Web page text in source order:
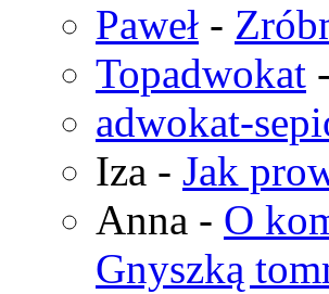
Paweł -
Topadwokat -
adwokat-
Iza - Jak
Anna - O
Gnyszką